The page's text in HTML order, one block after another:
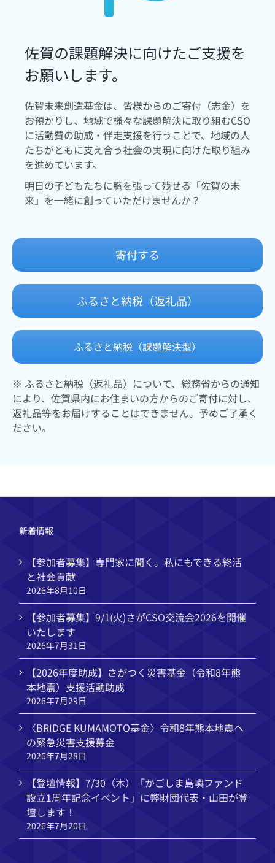
佐賀の課題解決に向けたご支援を
お願いします。
佐賀未来創造基金は、皆様からのご寄付（志金）を
お預かりし、地域で様々な課題解決に取り組むCSO
に活動費の助成・伴走支援を行うことで、地域の人
たちがともに支え合う社会の実現に向けた取り組み
を進めています。
明日の子どもたちに胸を張って残せる「佐賀の未
来」を一緒に創っていただけませんか？
寄付する
ふるさと納税（返礼品）
ふるさと納税（課題解決型）
※ ふるさと納税（返礼品）について、総務省からの通知
により、佐賀県内にお住まいの方からのご寄付に対し、
返礼品等をお届けすることはできません。予めご了承く
ださい。
新着情報
【参加者募集】専門家に聞く。私にもできる終活
と社会貢献
2026年8月10日
【参加者募集】9/1(火)さがCSO交流会2026を開催
いたします
2026年7月31日
【2026年度助成】さがつく災害基金（令和8年熊
本地震）支援活動助成
2026年7月29日
〈BRIDGE KUMAMOTO基金〉令和8年熊本地震へ
の緊急災害支援募金
2026年7月28日
【登壇情報】7/30（木）「かごしま島嶼ファンド
設立1周年記念イベント」に弊財団代表・山田が登
壇します！
2026年7月20日